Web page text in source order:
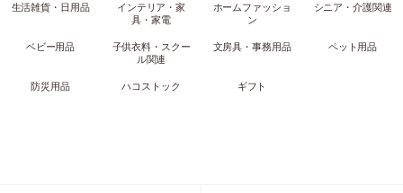
生活雑貨・日用品
インテリア・家
具・家電
ホームファッショ
ン
シニア・介護関連
ベビー用品
子供衣料・スクー
ル関連
文房具・事務用品 ペット用品
防災用品 ハコストック ギフト